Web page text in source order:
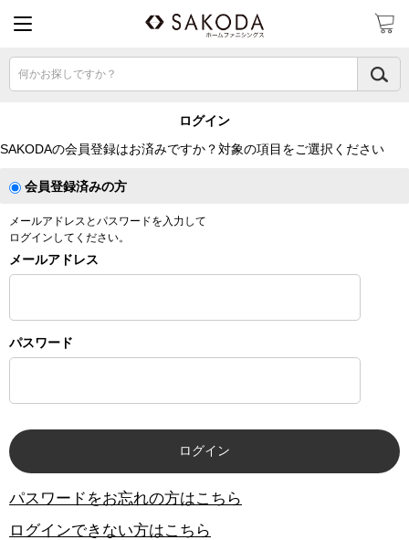
何かお探しですか？
ログイン
SAKODAの会員登録はお済みですか？対象の項目をご選択ください
会員登録済みの方
メールアドレスとパスワードを入力して
ログインしてください。
メールアドレス
パスワード
パスワードをお忘れの方はこちら
ログインできない方はこちら